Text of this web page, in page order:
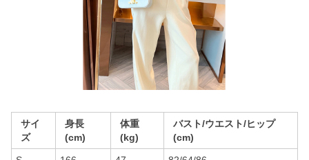
サイ
ズ
身長
(cm)
体重
(kg)
バスト/ウエスト/ヒップ
(cm)